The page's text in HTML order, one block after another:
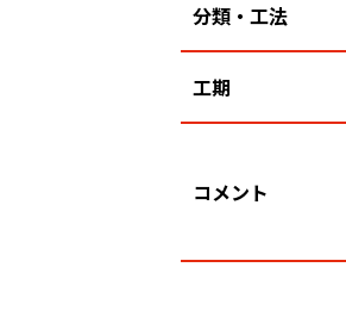
分類・工法
工期
コメント